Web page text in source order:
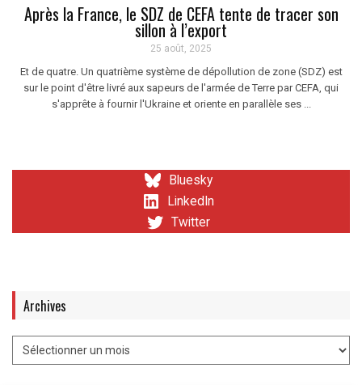
Après la France, le SDZ de CEFA tente de tracer son
sillon à l’export
25 août, 2025
Et de quatre. Un quatrième système de dépollution de zone (SDZ) est
sur le point d'être livré aux sapeurs de l'armée de Terre par CEFA, qui
s'apprête à fournir l'Ukraine et oriente en parallèle ses ...
Bluesky
LinkedIn
Twitter
Archives